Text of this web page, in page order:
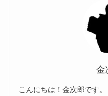
金
こんにちは！金次郎です。